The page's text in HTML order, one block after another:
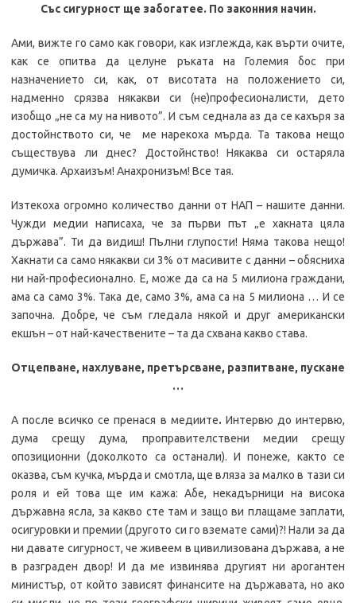
Със сигурност ще забогатее. По законния начин.
Ами, вижте го само как говори, как изглежда, как върти очите,
как се опитва да целуне ръката на Големия бос при
назначението си, как, от висотата на положението си,
надменно срязва някакви си (не)професионалисти, дето
изобщо „не са му на нивото”. И съм седнала аз да се кахъря за
достойнството си, че ме нарекоха мърда. Та такова нещо
съществува ли днес? Достойнство! Някаква си остаряла
думичка. Архаизъм! Анахронизъм! Все тая.
Изтекоха огромно количество данни от НАП – нашите данни.
Чужди медии написаха, че за първи път „е хакната цяла
държава”. Ти да видиш! Пълни глупости! Няма такова нещо!
Хакнати са само някакви си 3% от масивите с данни – обясниха
ни най-професионално. Е, може да са на 5 милиона граждани,
ама са само 3%. Така де, само 3%, ама са на 5 милиона … И се
започна. Добре, че съм гледала някой и друг американски
екшън – от най-качествените – та да схвана какво става.
Отцепване, нахлуване, претърсване, разпитване, пускане
…
А после всичко се пренася в медиите. Интервю до интервю,
дума срещу дума, проправителствени медии срещу
опозиционни (доколкото са останали). И понеже, както се
оказва, съм кучка, мърда и смотла, ще вляза за малко в тази си
роля и ей това ще им кажа: Абе, некадърници на висока
държавна ясла, за какво сте там и защо ви плащаме заплати,
осигуровки и премии (другото си го вземате сами)?! Нали за да
ни давате сигурност, че живеем в цивилизована държава, а не
в разграден двор! И да ме извинява другият ни арогантен
министър, от който зависят финансите на държавата, но ако